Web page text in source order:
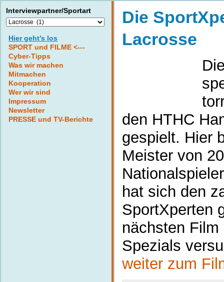
Interviewpartner/Sportart
Interviewpartner/Sportart
Hier geht’s los
SPORT und FILME <---
Cyber-Tipps
Was wir machen
Mitmachen
Kooperation
Wer wir sind
Impressum
Newsletter
PRESSE und TV-Berichte
Die
Lacrosse
den HTHC
gespielt. Hier
Meister von
hat sich den
SportXperten
nächsten
Spezials
weiter zum